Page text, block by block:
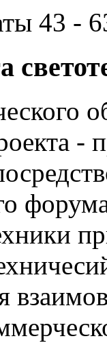
43 -
-